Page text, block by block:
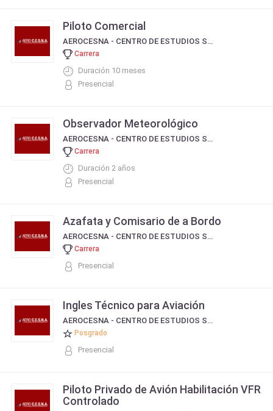
Piloto Comercial
AEROCESNA - CENTRO DE ESTUDIOS SERVICIO DE NAVEGACIÓN AÉREA
Carrera
Duración 10 meses
Presencial
Observador Meteorológico
AEROCESNA - CENTRO DE ESTUDIOS SERVICIO DE NAVEGACIÓN AÉREA
Carrera
Duración 2 años
Presencial
Azafata y Comisario de a Bordo
AEROCESNA - CENTRO DE ESTUDIOS SERVICIO DE NAVEGACIÓN AÉREA
Carrera
Presencial
Ingles Técnico para Aviación
AEROCESNA - CENTRO DE ESTUDIOS SERVICIO DE NAVEGACIÓN AÉREA
Posgrado
Presencial
Piloto Privado de Avión Habilitación VFR
Controlado